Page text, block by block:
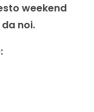
weekend
noi.